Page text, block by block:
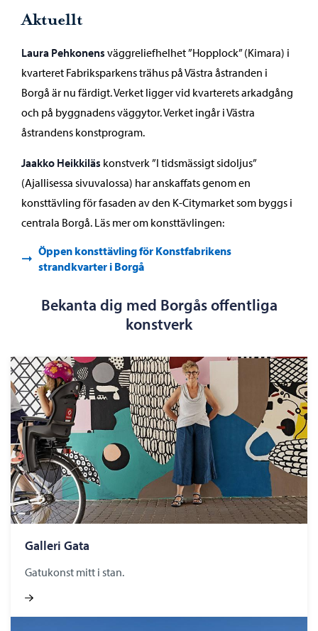
Aktuellt
Laura Pehkonens väggreliefhelhet ”Hopplock” (Kimara) i
kvarteret Fabriksparkens trähus på Västra åstranden i
Borgå är nu färdigt. Verket ligger vid kvarterets arkadgång
och på byggnadens väggytor. Verket ingår i Västra
åstrandens konstprogram.
Jaakko Heikkiläs konstverk ”I tidsmässigt sidoljus”
(Ajallisessa sivuvalossa) har anskaffats genom en
konsttävling för fasaden av den K-Citymarket som byggs i
centrala Borgå. Läs mer om konsttävlingen:
Öppen konsttävling för Konstfabrikens
strandkvarter i Borgå
Bekanta dig med Borgås offentliga
konstverk
Galleri Gata
Gatukonst mitt i stan.